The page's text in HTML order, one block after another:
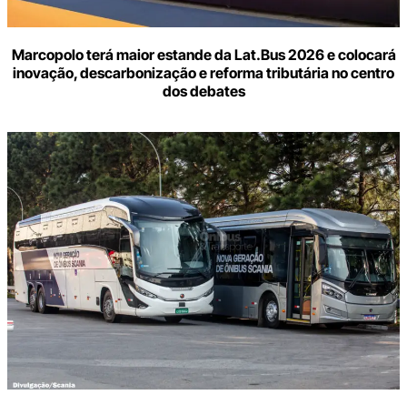
Marcopolo terá maior estande da Lat.Bus 2026 e colocará
inovação, descarbonização e reforma tributária no centro
dos debates